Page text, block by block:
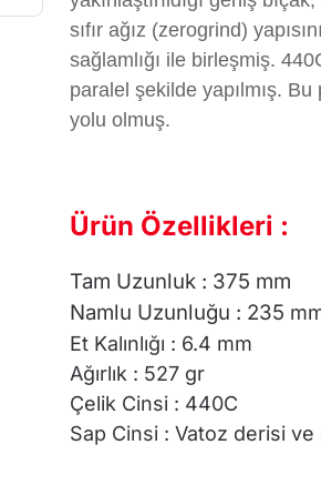
sıfır ağız (zerogrind)
sağlamlığı ile birleşmiş.
paralel şekilde yapılmış.
yolu olmuş.
Ürün Özellikleri :
Tam Uzunluk : 375 mm
Namlu Uzunluğu : 235
Et Kalınlığı : 6.4 mm
Ağırlık : 527 gr
Çelik Cinsi : 440C
Sap Cinsi : Vatoz derisi ve